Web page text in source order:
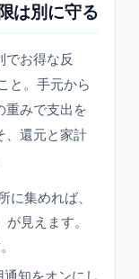
は別に守る
でお得な反
と。手元から
重みで支出を
、還元と家計
に集めれば、
見えます。